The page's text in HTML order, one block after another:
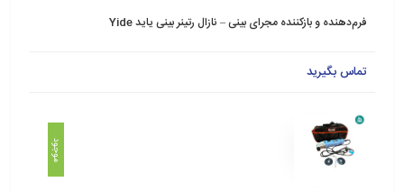
فرم‌دهنده و بازکننده مجرای بینی – نازال رتینر بینی یاید Yide
تماس بگیرید
موجود